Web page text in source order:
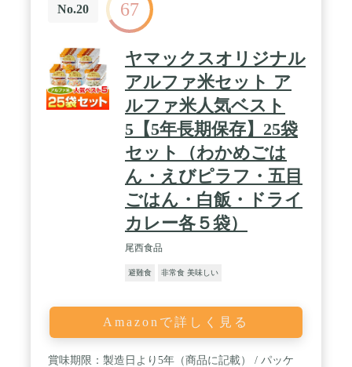
No.20 67
ヤマックスオリジナル
アルファ米セット ア
ルファ米人気ベスト
5【5年長期保存】25袋
セット（わかめごは
ん・えびピラフ・五目
ごはん・白飯・ドライ
カレー各５袋）
尾西食品
避難食 非常食 美味しい
Amazonで詳しく見る
賞味期限：製造日より5年（商品に記載） / パッケ